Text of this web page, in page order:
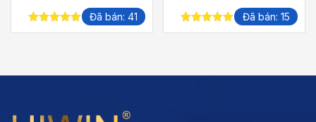
5.00out of
Đã bán: 41
5.00out of
Đã bán: 15